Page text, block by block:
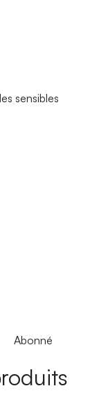
sensibles
Abonné